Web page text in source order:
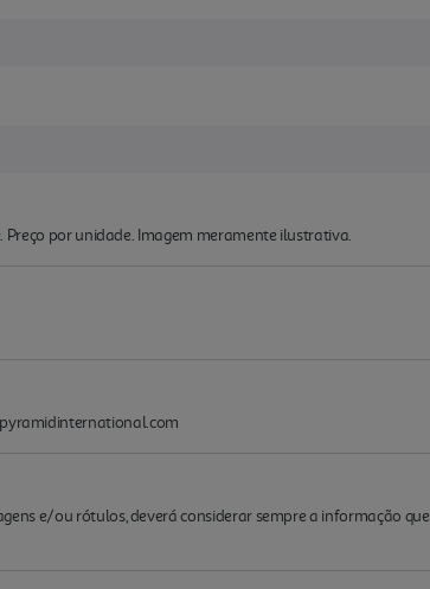
por unidade. Imagem meramente ilustrativa.
e/ou rótulos, deverá considerar sempre a informação que